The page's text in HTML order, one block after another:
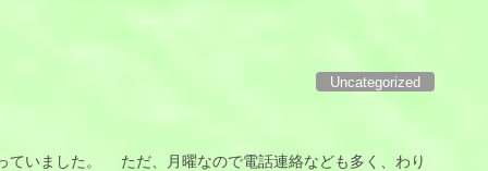
Uncategorized
いました。 ただ、月曜なので電話連絡なども多く、わり